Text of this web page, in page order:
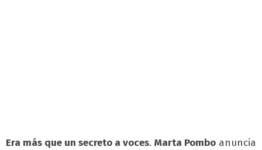
Era más que un secreto a voces. Marta Pombo anuncia